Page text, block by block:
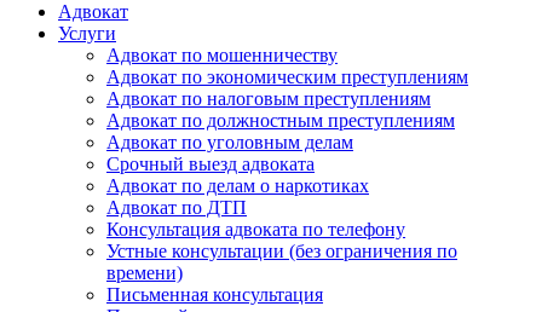
Адвокат
Услуги
Адвокат по мошенничеству
Адвокат по экономическим преступлениям
Адвокат по налоговым преступлениям
Адвокат по должностным преступлениям
Адвокат по уголовным делам
Срочный выезд адвоката
Адвокат по делам о наркотиках
Адвокат по ДТП
Консультация адвоката по телефону
Устные консультации (без ограничения по
времени)
Письменная консультация